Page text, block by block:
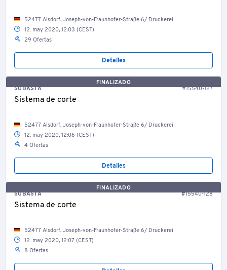
52477 Alsdorf, Joseph-von-Fraunhofer-Straße 6/ Druckerei
12. may 2020, 12:03 (CEST)
29 Ofertas
Detalles
FINALIZADO
SUBASTA
#15540-127
Sistema de corte
52477 Alsdorf, Joseph-von-Fraunhofer-Straße 6/ Druckerei
12. may 2020, 12:06 (CEST)
4 Ofertas
Detalles
FINALIZADO
SUBASTA
#15540-128
Sistema de corte
52477 Alsdorf, Joseph-von-Fraunhofer-Straße 6/ Druckerei
12. may 2020, 12:07 (CEST)
8 Ofertas